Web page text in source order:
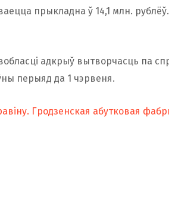
прыкладна ў 14,1 млн.
адкрыў вытворчасць па
перыяд да 1 чэрвеня.
Гродзенская абутковая